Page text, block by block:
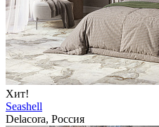
Хит!
Seashell
Delacora, Россия